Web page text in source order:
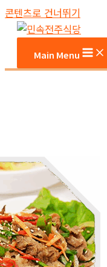
콘텐츠로 건너뛰기
Main Menu